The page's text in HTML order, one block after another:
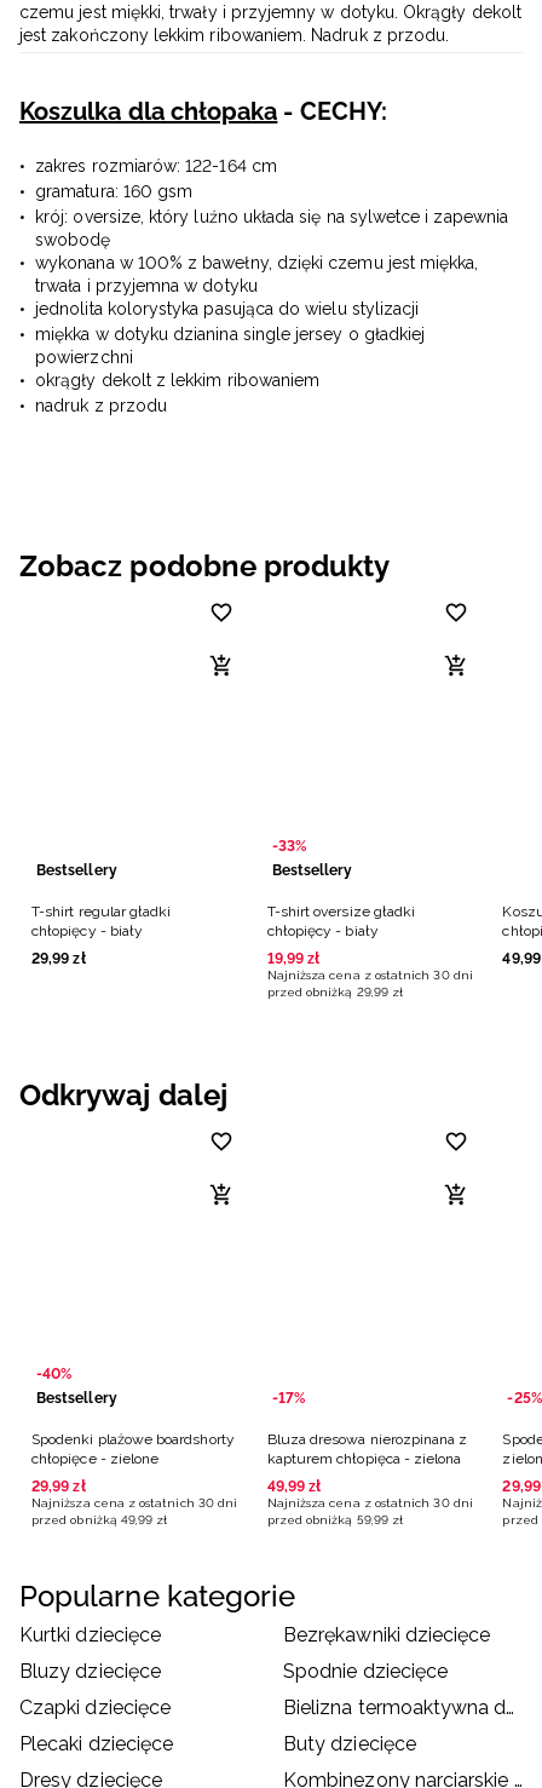
czemu jest miękki, trwały i przyjemny w dotyku. Okrągły dekolt
jest zakończony lekkim ribowaniem. Nadruk z przodu.
Koszulka dla chłopaka - CECHY:
zakres rozmiarów: 122-164 cm
gramatura: 160 gsm
krój: oversize, który luźno układa się na sylwetce i zapewnia
swobodę
wykonana w 100% z bawełny, dzięki czemu jest miękka,
trwała i przyjemna w dotyku
jednolita kolorystyka pasująca do wielu stylizacji
miękka w dotyku dzianina single jersey o gładkiej
powierzchni
okrągły dekolt z lekkim ribowaniem
nadruk z przodu
Zobacz podobne produkty
Bestsellery
T-shirt regular gładki
chłopięcy - biały
29,99 zł
-33%
Bestsellery
T-shirt oversize gładki
chłopięcy - biały
19,99 zł
Najniższa cena z ostatnich 30 dni
przed obniżką 29,99 zł
49,99
Odkrywaj dalej
-40%
Bestsellery
Spodenki plażowe boardshorty
chłopięce - zielone
29,99 zł
Najniższa cena z ostatnich 30 dni
przed obniżką 49,99 zł
-17%
Bluza dresowa nierozpinana z
kapturem chłopięca - zielona
49,99 zł
Najniższa cena z ostatnich 30 dni
przed obniżką 59,99 zł
-25%
29,99
przed
Popularne kategorie
Kurtki dziecięce
Bezrękawniki dziecięce
Bluzy dziecięce
Spodnie dziecięce
Czapki dziecięce
Bielizna termoaktywna dziecięca
Plecaki dziecięce
Buty dziecięce
Dresy dziecięce
Kombinezony narciarskie dziecięce